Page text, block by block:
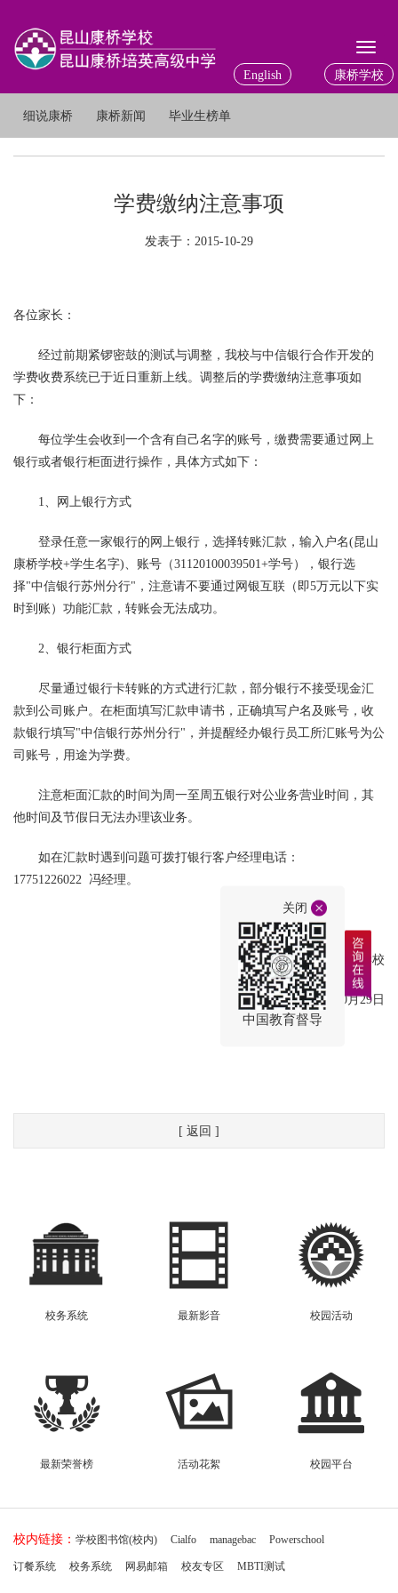
康桥学校
English
细说康桥 康桥新闻 毕业生榜单
学费缴纳注意事项
发表于：2015-10-29
各位家长：
经过前期紧锣密鼓的测试与调整，我校与中信银行合作开发的
学费收费系统已于近日重新上线。调整后的学费缴纳注意事项如
下：
每位学生会收到一个含有自己名字的账号，缴费需要通过网上
银行或者银行柜面进行操作，具体方式如下：
1、网上银行方式
登录任意一家银行的网上银行，选择转账汇款，输入户名(昆山
康桥学校+学生名字)、账号（31120100039501+学号），银行选
择"中信银行苏州分行"，注意请不要通过网银互联（即5万元以下实
时到账）功能汇款，转账会无法成功。
2、银行柜面方式
尽量通过银行卡转账的方式进行汇款，部分银行不接受现金汇
款到公司账户。在柜面填写汇款申请书，正确填写户名及账号，收
款银行填写"中信银行苏州分行"，并提醒经办银行员工所汇账号为公
司账号，用途为学费。
注意柜面汇款的时间为周一至周五银行对公业务营业时间，其
他时间及节假日无法办理该业务。
如在汇款时遇到问题可拨打银行客户经理电话：
17751226022 冯经理。
昆山康桥学校
2015年10月29日
[ 返回 ]
校务系统 最新影音 校园活动
最新荣誉榜 活动花絮 校园平台
校内链接： 学校图书馆(校内) Cialfo managebac Powerschool
订餐系统 校务系统 网易邮箱 校友专区 MBTI测试
关闭
中国教育督导